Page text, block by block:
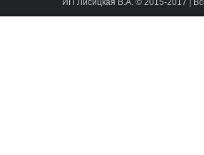
ИП Лисицкая В.А. © 2015-2017 |